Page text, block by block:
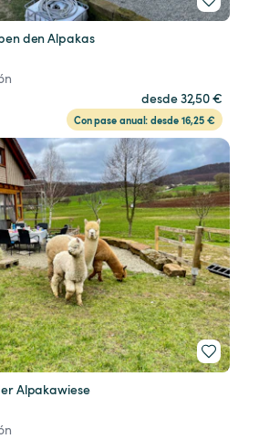
den Alpakas
desde 32,50 €
Con pase anual: desde 16,25 €
Alpakawiese